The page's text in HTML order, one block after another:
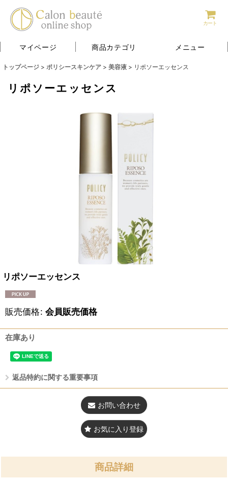
カート
マイページ 商品カテゴリ メニュー
トップページ > ポリシースキンケア > 美容液 > リポソーエッセンス
リポソーエッセンス
リポソーエッセンス
販売価格: 会員販売価格
在庫あり
返品特約に関する重要事項
お問い合わせ
お気に入り登録
商品詳細